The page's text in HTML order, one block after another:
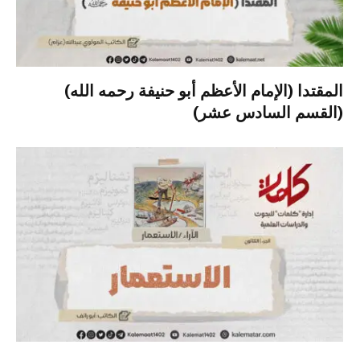
المقتدا (الإمام الأعظم أبو حنيفة رحمه الله)
(القسم السادس عشر)